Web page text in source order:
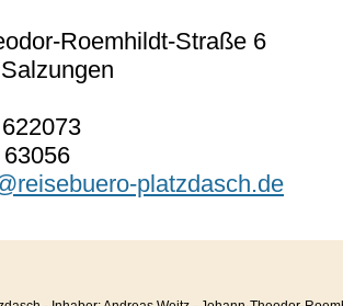
Roemhildt-Straße 6
platzdasch.de